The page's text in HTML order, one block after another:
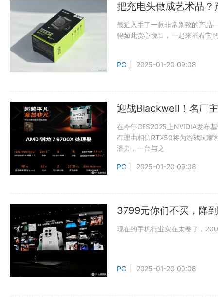
把充电头做成艺术品
最近入手了一款非常别致的产品
得如此赏心悦目，一起来看看它
PC | 2025-01-20 09:08
迎战Blackwell！名厂
在今年CES2025上NVIDIA发布
有理由相信RTX50将为游戏玩家
潜力，一台与之
PC | 2025-01-20 09:08
3799元你们不买，降
现在的手机行业实在太卷了，
PC | 2025-01-20 09:08